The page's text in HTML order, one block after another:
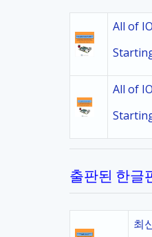
All of
All of
출판된 한글
최